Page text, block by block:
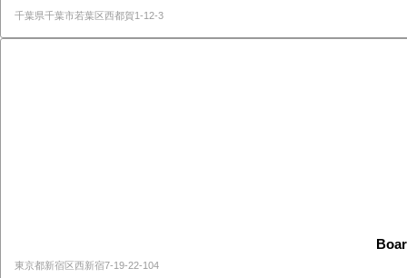
千葉県千葉市若葉区西都賀1-12-3
東京都新宿区西新宿7-19-22-104